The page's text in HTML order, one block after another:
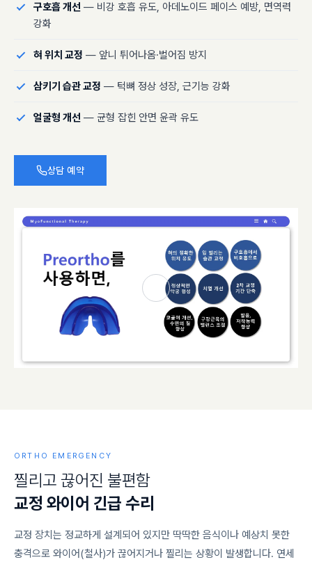
구호흡 개선 — 비강 호흡 유도, 아데노이드 페이스 예방, 면역력
강화
혀 위치 교정 — 앞니 튀어나옴·벌어짐 방지
삼키기 습관 교정 — 턱뼈 정상 성장, 근기능 강화
얼굴형 개선 — 균형 잡힌 안면 윤곽 유도
상담 예약
ORTHO EMERGENCY
찔리고 끊어진 불편함
교정 와이 어 긴급 수리
교정 장치는 정교하게 설계되어 있지만 딱딱한 음식이나 예상치 못한
충격으로 와이어(철사)가 끊어지거나 찔리는 상황이 발생합니다. 연세